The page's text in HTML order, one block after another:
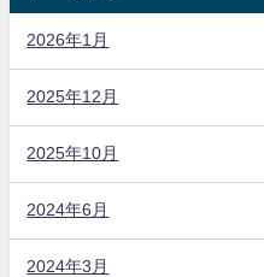
2026年1月
2025年12月
2025年10月
2024年6月
2024年3月